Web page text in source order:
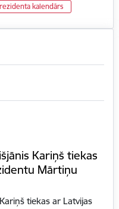
kalendārs
Kariņš tiekas
Mārtiņu
tiekas ar Latvijas